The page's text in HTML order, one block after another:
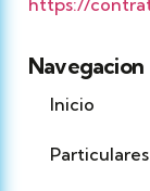
Navegacion
Inicio
Particulares